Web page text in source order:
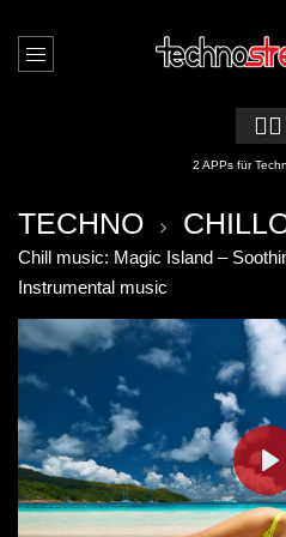
🏳️‍🌈
2 APPs für
TECHNO
Chill music: Magic Island –
Instrumental music